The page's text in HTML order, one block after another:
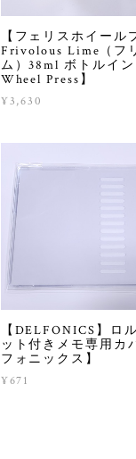
【フェリスホイール
Frivolous Lime（フ
ム）38ml ボトルイ
Wheel Press】
¥3,630
【DELFONICS】ロ
ット付きメモ専用カ
フォニックス】
¥671